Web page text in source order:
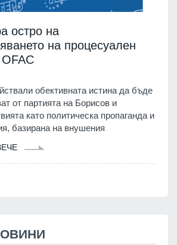
остро на
на процесуален
обективната истина да бъде
от партията на Борисов и
като политическа пропаганда и
базирана на внушения